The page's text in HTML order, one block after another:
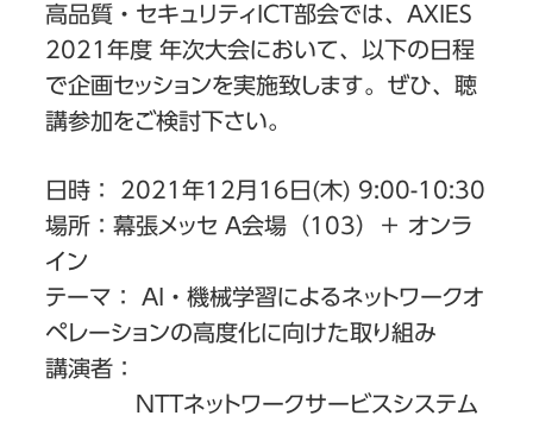
高品質・セキュリティICT部会では、AXIES
2021年度 年次大会において、以下の日程
で企画セッションを実施致します。ぜひ、聴
講参加をご検討下さい。
日時： 2021年12月16日(木) 9:00-10:30
場所：幕張メッセ A会場（103）＋ オンラ
イン
テーマ： AI・機械学習によるネットワークオ
ペレーションの高度化に向けた取り組み
講演者：
NTTネットワークサービスシステム